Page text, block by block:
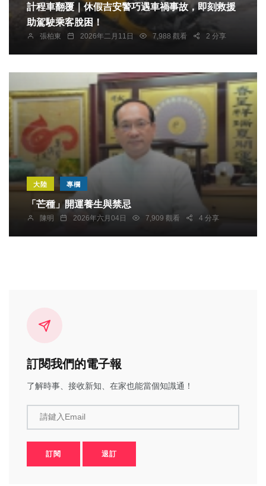
計程車翻覆｜休假吉安警巧遇車禍事故，即刻救援
助駕駛乘客脫困！
張柏東 2026年二月11日 7,988 觀看 2 分享
大陸 專欄
「芒種」開運養生與禁忌
陳明 2026年六月04日 7,909 觀看 4 分享
訂閱我們的電子報
了解時事、接收新知、在家也能當個知識通！
請鍵入Email
訂閱 退訂